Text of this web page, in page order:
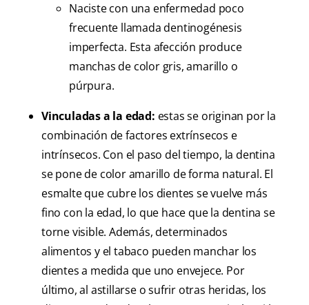
Naciste con una enfermedad poco
frecuente llamada dentinogénesis
imperfecta. Esta afección produce
manchas de color gris, amarillo o
púrpura.
Vinculadas a la edad: estas se originan por la
combinación de factores extrínsecos e
intrínsecos. Con el paso del tiempo, la dentina
se pone de color amarillo de forma natural. El
esmalte que cubre los dientes se vuelve más
fino con la edad, lo que hace que la dentina se
torne visible. Además, determinados
alimentos y el tabaco pueden manchar los
dientes a medida que uno envejece. Por
último, al astillarse o sufrir otras heridas, los